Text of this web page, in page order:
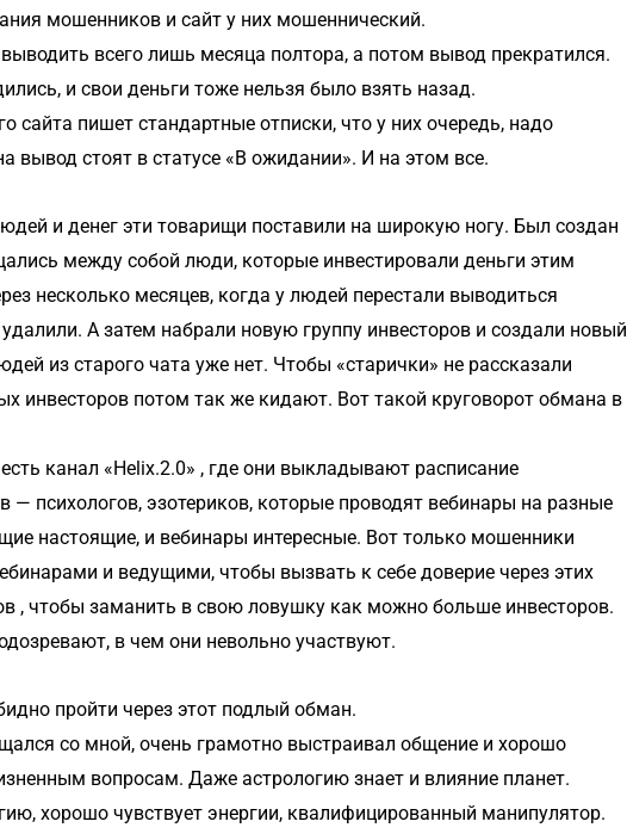
мошенников и сайт у них мошеннический.
всего лишь месяца полтора, а потом вывод прекратился.
и свои деньги тоже нельзя было взять назад.
сайта пишет стандартные отписки, что у них очередь, надо
вывод стоят в статусе «В ожидании». И на этом все.
и денег эти товарищи поставили на широкую ногу. Был создан
между собой люди, которые инвестировали деньги этим
несколько месяцев, когда у людей перестали выводиться
А затем набрали новую группу инвесторов и создали новый
из старого чата уже нет. Чтобы «старички» не рассказали
инвесторов потом так же кидают. Вот такой круговорот обмана в
канал «Helix.2.0» , где они выкладывают расписание
— психологов, эзотериков, которые проводят вебинары на разные
настоящие, и вебинары интересные. Вот только мошенники
и ведущими, чтобы вызвать к себе доверие через этих
, чтобы заманить в свою ловушку как можно больше инвесторов.
в чем они невольно участвуют.
пройти через этот подлый обман.
со мной, очень грамотно выстраивал общение и хорошо
вопросам. Даже астрологию знает и влияние планет.
хорошо чувствует энергии, квалифицированный манипулятор.